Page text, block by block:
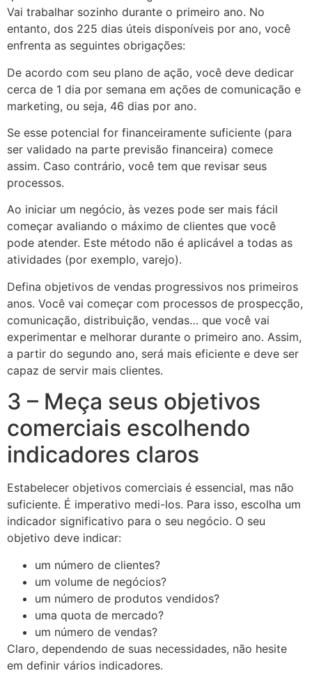
Vai trabalhar sozinho durante o primeiro ano. No
entanto, dos 225 dias úteis disponíveis por ano, você
enfrenta as seguintes obrigações:
De acordo com seu plano de ação, você deve dedicar
cerca de 1 dia por semana em ações de comunicação e
marketing, ou seja, 46 dias por ano.
Se esse potencial for financeiramente suficiente (para
ser validado na parte previsão financeira) comece
assim. Caso contrário, você tem que revisar seus
processos.
Ao iniciar um negócio, às vezes pode ser mais fácil
começar avaliando o máximo de clientes que você
pode atender. Este método não é aplicável a todas as
atividades (por exemplo, varejo).
Defina objetivos de vendas progressivos nos primeiros
anos. Você vai começar com processos de prospecção,
comunicação, distribuição, vendas… que você vai
experimentar e melhorar durante o primeiro ano. Assim,
a partir do segundo ano, será mais eficiente e deve ser
capaz de servir mais clientes.
3 – Meça seus objetivos
comerciais escolhendo
indicadores claros
Estabelecer objetivos comerciais é essencial, mas não
suficiente. É imperativo medi-los. Para isso, escolha um
indicador significativo para o seu negócio. O seu
objetivo deve indicar:
um número de clientes?
um volume de negócios?
um número de produtos vendidos?
uma quota de mercado?
um número de vendas?
Claro, dependendo de suas necessidades, não hesite
em definir vários indicadores.